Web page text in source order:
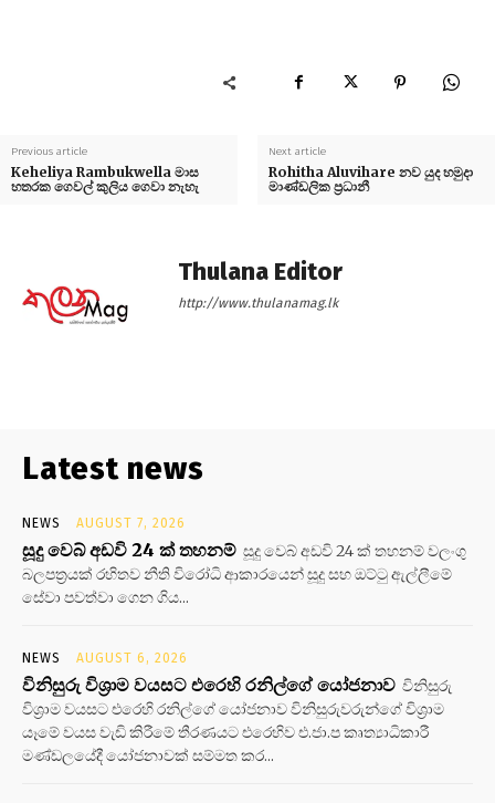
Previous article
Keheliya Rambukwella මාස
හතරක ගෙවල් කුලිය ගෙවා නැහැ
Next article
Rohitha Aluvihare නව යුද හමුදා
මාණ්ඩලික ප්‍රධානී
Thulana Editor
http://www.thulanamag.lk
Latest news
NEWS AUGUST 7, 2026
සූදු වෙබ් අඩවි 24 ක් තහනම් සූදු වෙබ් අඩවි 24 ක් තහනම් වලංගු
බලපත්‍රයක් රහිතව නීති විරෝධි ආකාරයෙන් සූදු සහ ඔට්ටු ඇල්ලීමේ
සේවා පවත්වා ගෙන ගිය...
NEWS AUGUST 6, 2026
විනිසුරු විශ්‍රාම වයසට එරෙහි රනිල්ගේ යෝජනාව විනිසුරු
විශ්‍රාම වයසට එරෙහි රනිල්ගේ යෝජනාව විනිසුරුවරුන්ගේ විශ්‍රාම
යෑමේ වයස වැඩි කිරීමේ තීරණයට එරෙහිව එ.ජා.ප කෘත්‍යාධිකාරී
මණ්ඩලයේදී යෝජනාවක් සම්මත කර...